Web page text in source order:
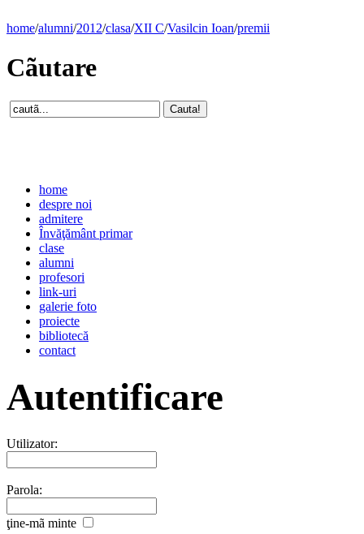
home/alumni/2012/clasa/XII C/Vasilcin Ioan/premii
Cãutare
home
despre noi
admitere
Învăţământ primar
clase
alumni
profesori
link-uri
galerie foto
proiecte
bibliotecă
contact
Autentificare
Utilizator:
Parola:
ţine-mã minte